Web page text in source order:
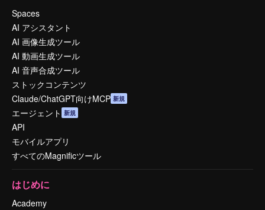
Spaces
AI アシスタント
AI 画像生成ツール
AI 動画生成ツール
AI 音声合成ツール
ストックコンテンツ
Claude/ChatGPT向けMCP 新規
エージェント 新規
API
モバイルアプリ
すべてのMagnificツール
はじめに
Academy